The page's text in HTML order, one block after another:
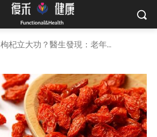
枸杞立大功？醫生發現：老年...